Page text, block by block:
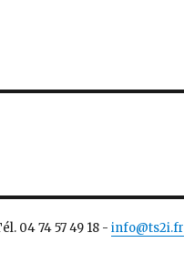
04 74 57 49 18 -info@ts2i.fr